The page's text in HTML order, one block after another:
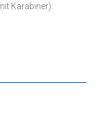
Karabiner).